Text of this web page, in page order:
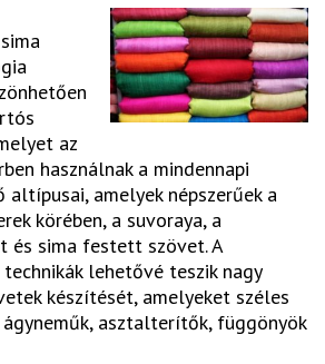
az
használnak a mindennapi
altípusai, amelyek népszerűek a
körében, a suvoraya, a
sima festett szövet. A
lehetővé teszik nagy
készítését, amelyeket széles
ágyneműk, asztalterítők, függönyök